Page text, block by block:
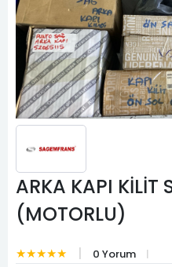
ARKA KAPI KİLİT
(MOTORLU)
★★★★★ 0 Yorum